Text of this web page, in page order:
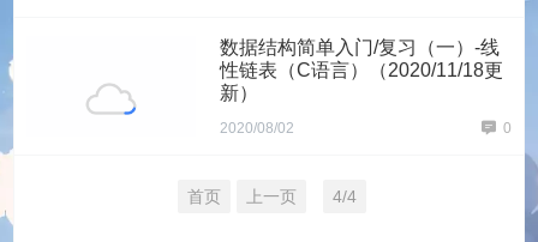
数据结构简单入门/复习（一）-线
性链表（C语言）（2020/11/18更
新）
2020/08/02 0
首页 上一页 4/4